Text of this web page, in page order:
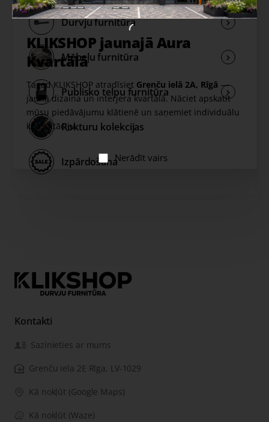
KLIKSHOP jaunajā Aura
Kvartālā
Tagad KLIKSHOP atradīsiet Grenču ielā 2A, Rīgā —
jaunā dizaina un interjera kvartālā. Nāciet apskatīt
mūsu piedāvājumu klātienē un saņemiet individuālu
konsultāciju.
Nerādīt vairs
Durvju furnitūra
Mēbeļu furnitūra
Publisko telpu furnitūra
Rokturu kolekcijas
Izpārdošana
Kontakti
Sazinieties ar mums
Grenču iela 2E Rīga, LV-1029
Kā nokļūt (Google Maps)
Kā nokļūt (Waze)